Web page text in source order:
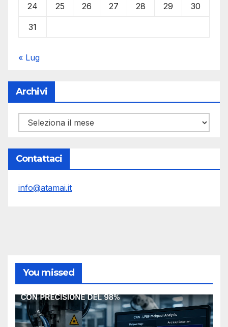
24 25 26 27 28 29 30
31
« Lug
Archivi
Archivi
Contattaci
info@atamai.it
You missed